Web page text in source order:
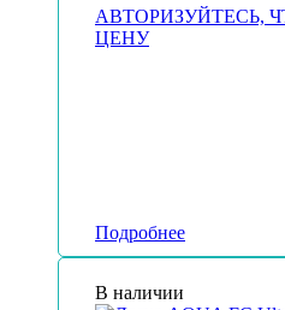
АВТОРИЗУЙТЕСЬ,
ЦЕНУ
Подробнее
В наличии